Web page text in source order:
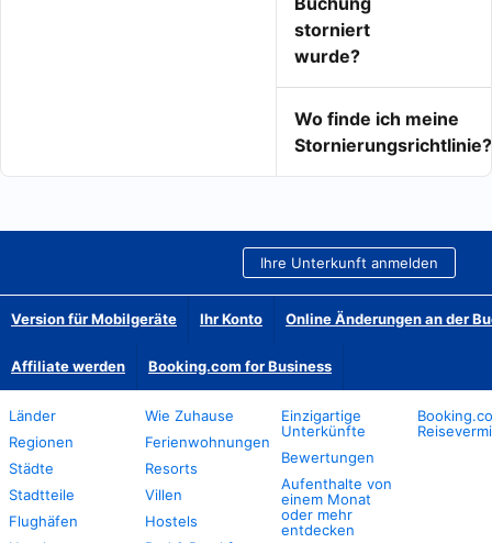
storniert
wurde?
Wo finde ich meine
Stornierungsrichtlinie?
Ihre Unterkunft anmelden
Version für Mobilgeräte Ihr Konto Online Änderungen an der
Affiliate werden Booking.com for Business
Länder
Regionen
Städte
Stadtteile
Flughäfen
Wie Zuhause
Ferienwohnungen
Resorts
Villen
Hostels
Einzigartige
Unterkünfte
Bewertungen
Aufenthalte von
einem Monat
oder mehr
entdecken